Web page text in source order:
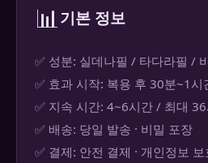
📊기본 정보
✅ 성분: 실데나필 / 타다라필 /
✅ 효과 시작: 복용 후 30분~1시
✅ 지속 시간: 4~6시간 / 최대
✅ 배송: 당일 발송 · 비밀 포장
✅ 결제: 안전 결제 · 개인정보 보